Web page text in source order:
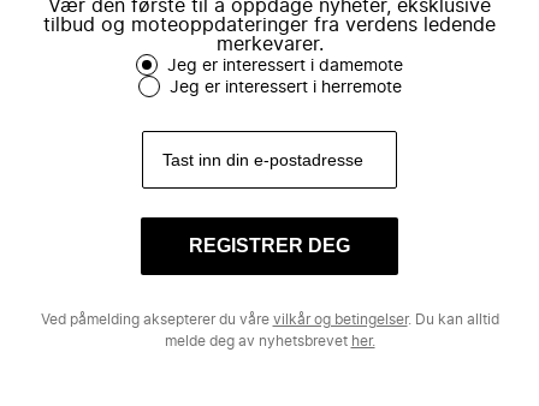
Vær den første til å oppdage nyheter, eksklusive
tilbud og moteoppdateringer fra verdens ledende
merkevarer.
Jeg er interessert i damemote
Jeg er interessert i herremote
REGISTRER DEG
Ved påmelding aksepterer du våre vilkår og betingelser. Du kan alltid
melde deg av nyhetsbrevet her.